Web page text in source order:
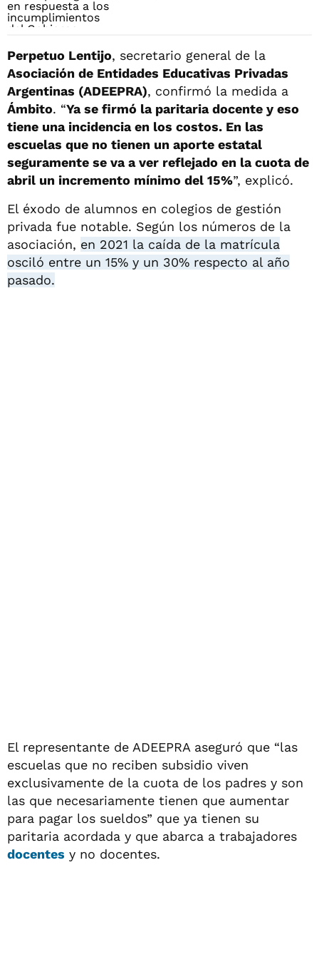
Perpetuo Lentijo, secretario general de la
Asociación de Entidades Educativas Privadas
Argentinas (ADEEPRA), confirmó la medida a
Ámbito. “Ya se firmó la paritaria docente y eso
tiene una incidencia en los costos. En las
escuelas que no tienen un aporte estatal
seguramente se va a ver reflejado en la cuota de
abril un incremento mínimo del 15%”, explicó.
El éxodo de alumnos en colegios de gestión
privada fue notable. Según los números de la
asociación, en 2021 la caída de la matrícula
osciló entre un 15% y un 30% respecto al año
pasado.
El representante de ADEEPRA aseguró que “las
escuelas que no reciben subsidio viven
exclusivamente de la cuota de los padres y son
las que necesariamente tienen que aumentar
para pagar los sueldos” que ya tienen su
paritaria acordada y que abarca a trabajadores
docentes y no docentes.